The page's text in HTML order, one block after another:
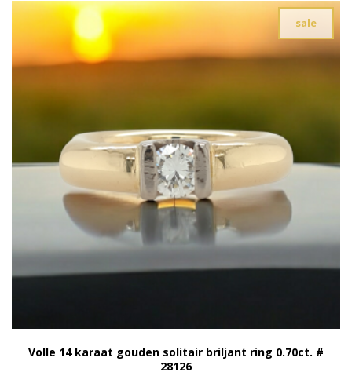
sale
Volle 14 karaat gouden solitair briljant ring 0.70ct. #
28126